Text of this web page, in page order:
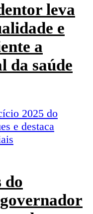
leva
e
a
da saúde
do